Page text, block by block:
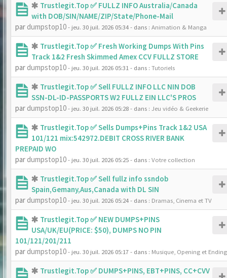
Trustlegit.Top ✅ FULLZ INFO Australia/Canada
with DOB/SIN/NAME/ZIP/State/Phone-Mail
par dumpstop10- jeu. 30 juil. 2026 05:34- dans : Animation & Manga
Trustlegit.Top ✅ Fresh Working Dumps With Pins
Track 1&2 Fresh Skimmed Amex CCV FULLZ STORE
par dumpstop10- jeu. 30 juil. 2026 05:31 - dans : Tutoriels
Trustlegit.Top ✅ Sell FULLZ INFO LLC NIN DOB
SSN-DL-ID-PASSPORTS W2 FULLZ EIN LLC'S PROS
par dumpstop10- jeu. 30 juil. 2026 05:28- dans : Jeu vidéo & Geekerie
Trustlegit.Top ✅ Sells Dumps+Pins Track 1&2 USA
101/121 mix:542972.DEBIT CROSS RIVER BANK
PREPAID WO
par dumpstop10- jeu. 30 juil. 2026 05:25- dans : Votre collection
Trustlegit.Top ✅ Sell fullz info ssndob
Spain,Gemany,Aus,Canada with DL SIN
par dumpstop10- jeu. 30 juil. 2026 05:24- dans : Dramas, Cinema et TV
Trustlegit.Top ✅ NEW DUMPS+PINS
USA/UK/EU(PRICE: $50), DUMPS NO PIN
101/121/201/211
par dumpstop10- jeu. 30 juil. 2026 05:17- dans : Musique, Opening et Ending
Trustlegit.Top ✅ DUMPS+PINS, EBT+PINS, CC+CVV